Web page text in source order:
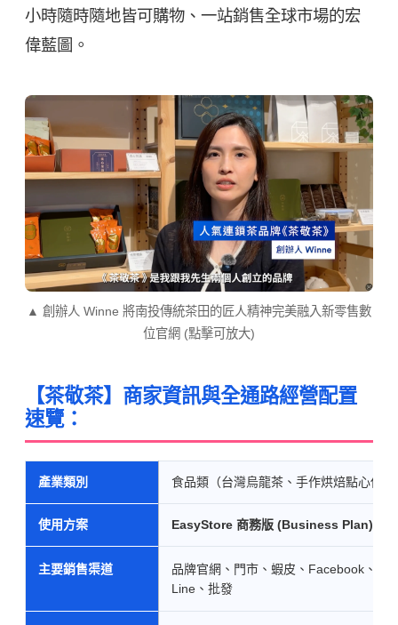
小時隨時隨地皆可購物、一站銷售全球市場的宏
偉藍圖。
▲ 創辦人 Winne 將南投傳統茶田的匠人精神完美融入新零售數
位官網 (點擊可放大)
【茶敬茶】商家資訊與全通路經營配置
速覽：
產業類別 食品類（台灣烏龍茶、手作烘焙點心伴手
使用方案 EasyStore 商務版 (Business Plan)
主要銷售渠道
品牌官網、門市、蝦皮、Facebook、
Line、批發